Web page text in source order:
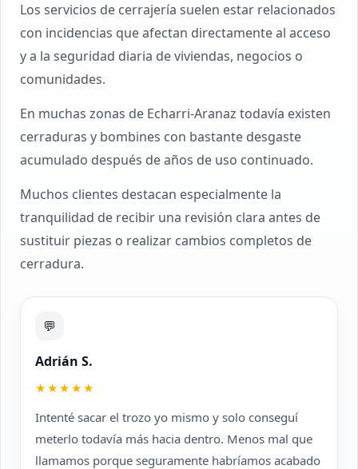
Los servicios de cerrajería suelen estar relacionados
con incidencias que afectan directamente al acceso
y a la seguridad diaria de viviendas, negocios o
comunidades.
En muchas zonas de Echarri-Aranaz todavía existen
cerraduras y bombines con bastante desgaste
acumulado después de años de uso continuado.
Muchos clientes destacan especialmente la
tranquilidad de recibir una revisión clara antes de
sustituir piezas o realizar cambios completos de
cerradura.
💬
Adrián S.
★★★★★
Intenté sacar el trozo yo mismo y solo conseguí
meterlo todavía más hacia dentro. Menos mal que
llamamos porque seguramente habríamos acabado